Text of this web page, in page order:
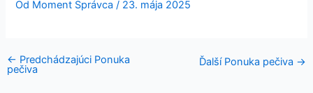
Od Moment Správca/ 23. mája 2025
← Predchádzajúci Ponuka
pečiva
Ďalší Ponuka pečiva →